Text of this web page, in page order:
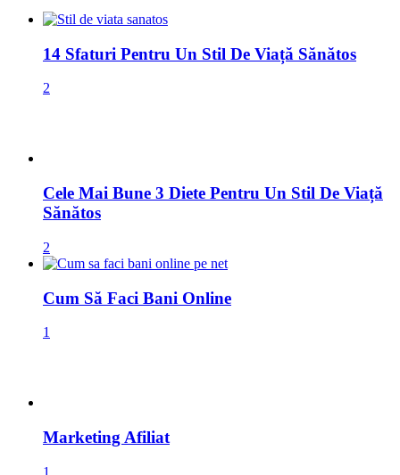
14 Sfaturi Pentru Un Stil De Viață Sănătos
2
2
Cum Să Faci Bani Online
Marketing Afiliat
1